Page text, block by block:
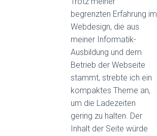
begrenzten Erfahrung im
Webdesign, die aus
meiner Informatik-
Ausbildung und dem
Betrieb der Webseite
stammt, strebte ich ein
kompaktes Theme an,
um die Ladezeiten
gering zu halten. Der
Inhalt der Seite würde